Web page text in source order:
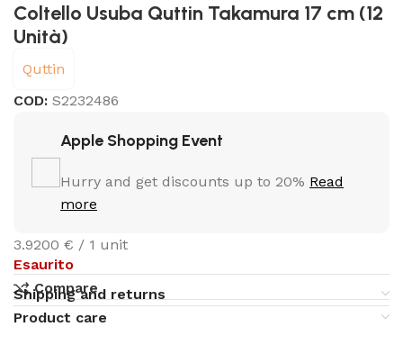
Coltello Usuba Quttin Takamura 17 cm (12
Unità)
Quttin
COD:S2232486
Apple Shopping Event
Hurry and get discounts up to 20% Read
more
3.9200 € / 1 unit
Esaurito
Compare
Shipping and returns
Product care